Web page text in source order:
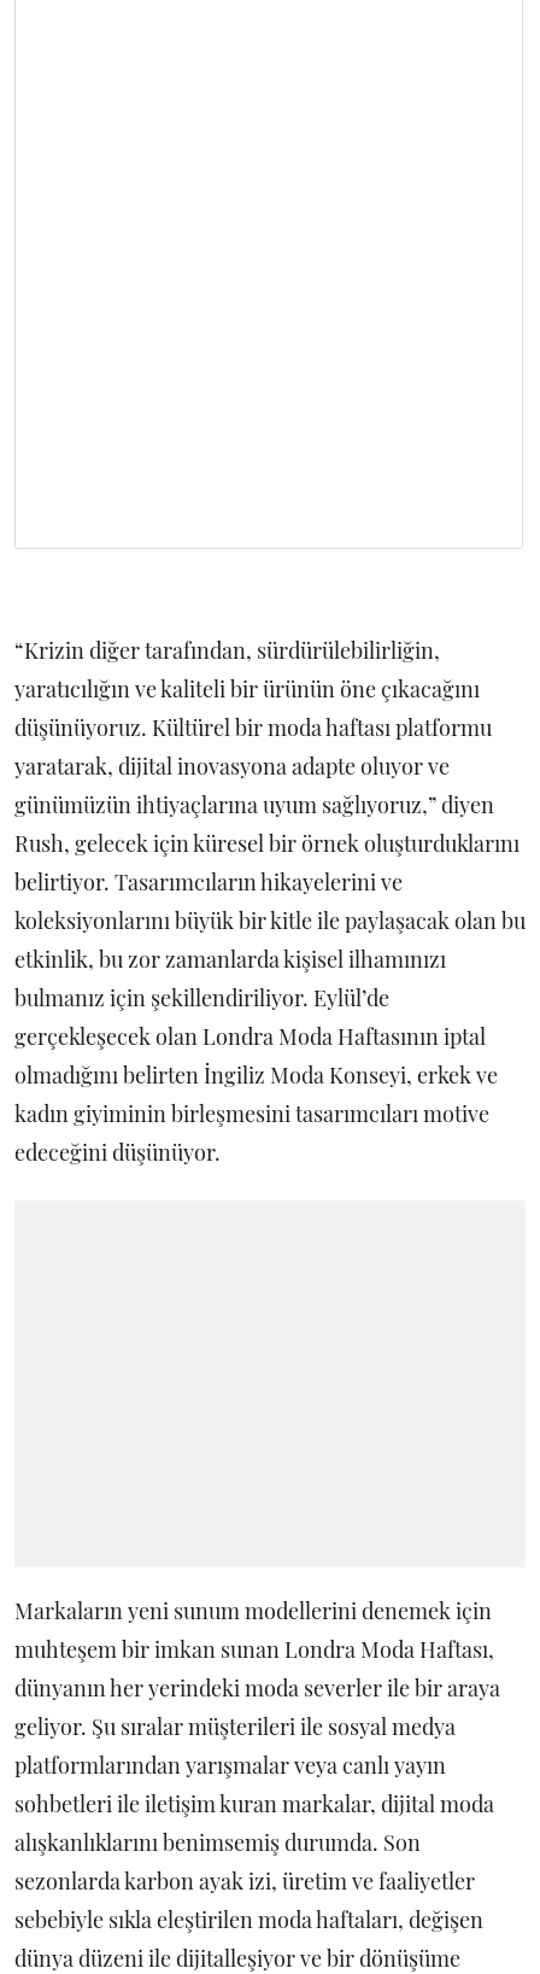
“Krizin diğer tarafından, sürdürülebilirliğin,
yaratıcılığın ve kaliteli bir ürünün öne çıkacağını
düşünüyoruz. Kültürel bir moda haftası platformu
yaratarak, dijital inovasyona adapte oluyor ve
günümüzün ihtiyaçlarına uyum sağlıyoruz,” diyen
Rush, gelecek için küresel bir örnek oluşturduklarını
belirtiyor. Tasarımcıların hikayelerini ve
koleksiyonlarını büyük bir kitle ile paylaşacak olan bu
etkinlik, bu zor zamanlarda kişisel ilhamınızı
bulmanız için şekillendiriliyor. Eylül’de
gerçekleşecek olan Londra Moda Haftasının iptal
olmadığını belirten İngiliz Moda Konseyi, erkek ve
kadın giyiminin birleşmesini tasarımcıları motive
edeceğini düşünüyor.
Markaların yeni sunum modellerini denemek için
muhteşem bir imkan sunan Londra Moda Haftası,
dünyanın her yerindeki moda severler ile bir araya
geliyor. Şu sıralar müşterileri ile sosyal medya
platformlarından yarışmalar veya canlı yayın
sohbetleri ile iletişim kuran markalar, dijital moda
alışkanlıklarını benimsemiş durumda. Son
sezonlarda karbon ayak izi, üretim ve faaliyetler
sebebiyle sıkla eleştirilen moda haftaları, değişen
dünya düzeni ile dijitalleşiyor ve bir dönüşüme